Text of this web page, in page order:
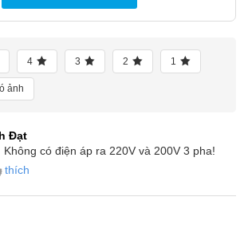
4 3 2 1
ảnh
Đạt
Không có điện áp ra 220V và 200V 3 pha!
thích